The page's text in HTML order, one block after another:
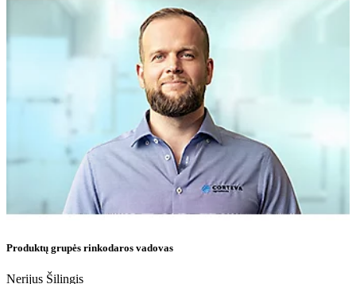
Produktų grupės rinkodaros vadovas
Nerijus Šilingis